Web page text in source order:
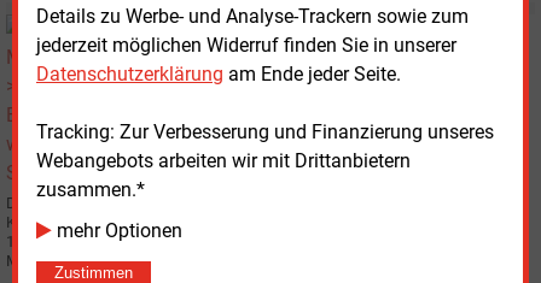
Details zu Werbe- und Analyse-Trackern sowie zum
jederzeit möglichen Widerruf finden Sie in unserer
Datenschutzerklärung am Ende jeder Seite.
Tracking: Zur Verbesserung und Finanzierung unseres
Webangebots arbeiten wir mit Drittanbietern
zusammen.*
mehr Optionen
Zustimmen
E&M BILANZ
Endesa baut weiter Schulden ab
Der spanische Stromversorger Endesa SA aus Madrid hat vor allem durch
Kostensenkungen das Nettoergebnis im Geschäftsjahr 2003 um 3,3 % auf
1,31 Mrd. Euro steigern können. Die Schulden wurden um 24,2 % auf 17,25
Mrd. Euro reduziert, der Umsatz ging um 3,0 % auf 16,2 Mrd. Euro zurück.